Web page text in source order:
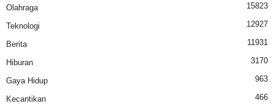
Olahraga 15823
Teknologi 12927
Berita 11931
Hiburan 3170
Gaya Hidup 963
Kecantikan 466